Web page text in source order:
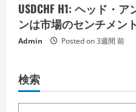
USDCHF H1: ヘッド・
ンは市場のセンチメン
Admin Posted on 3週間 前
検索